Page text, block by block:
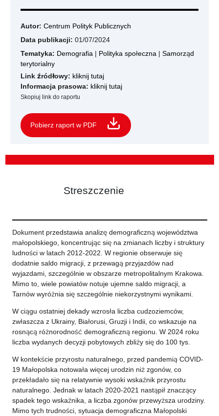
Autor: Centrum Polityk Publicznych
Data publikacji: 01/07/2024
Tematyka: Demografia | Polityka społeczna | Samorząd
terytorialny
Link źródłowy: kliknij tutaj
Informacja prasowa: kliknij tutaj
Skopiuj link do raportu
Pobierz raport w PDF
Streszczenie
Dokument przedstawia analizę demograficzną województwa
małopolskiego, koncentrując się na zmianach liczby i struktury
ludności w latach 2012-2022. W regionie obserwuje się
dodatnie saldo migracji, z przewagą przyjazdów nad
wyjazdami, szczególnie w obszarze metropolitalnym Krakowa.
Mimo to, wiele powiatów notuje ujemne saldo migracji, a
Tarnów wyróżnia się szczególnie niekorzystnymi wynikami.
W ciągu ostatniej dekady wzrosła liczba cudzoziemców,
zwłaszcza z Ukrainy, Białorusi, Gruzji i Indii, co wskazuje na
rosnącą różnorodność demograficzną regionu. W 2024 roku
liczba wydanych decyzji pobytowych zbliży się do 100 tys.
W kontekście przyrostu naturalnego, przed pandemią COVID-
19 Małopolska notowała więcej urodzin niż zgonów, co
przekładało się na relatywnie wysoki wskaźnik przyrostu
naturalnego. Jednak w latach 2020-2021 nastąpił znaczący
spadek tego wskaźnika, a liczba zgonów przewyższa urodziny.
Mimo tych trudności, sytuacja demograficzna Małopolski